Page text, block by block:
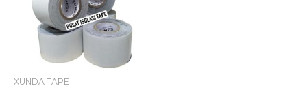
XUNDA TAPE